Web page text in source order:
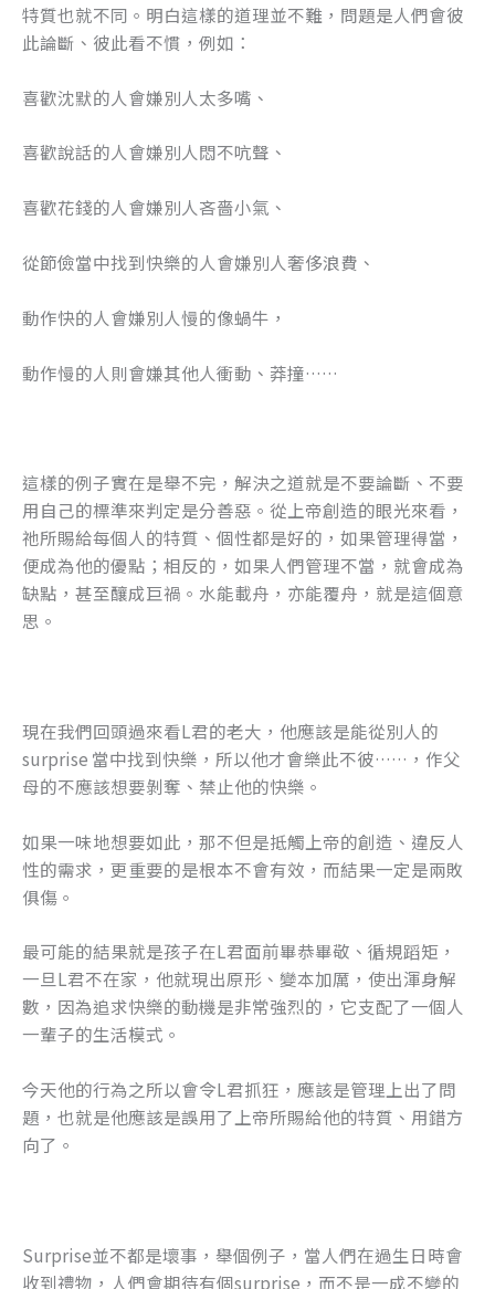
特質也就不同。明白這樣的道理並不難，問題是人們會彼
此論斷、彼此看不慣，例如：
喜歡沈默的人會嫌別人太多嘴、
喜歡說話的人會嫌別人悶不吭聲、
喜歡花錢的人會嫌別人吝嗇小氣、
從節儉當中找到快樂的人會嫌別人奢侈浪費、
動作快的人會嫌別人慢的像蝸牛，
動作慢的人則會嫌其他人衝動、莽撞……
這樣的例子實在是舉不完，解決之道就是不要論斷、不要
用自己的標準來判定是分善惡。從上帝創造的眼光來看，
祂所賜給每個人的特質、個性都是好的，如果管理得當，
便成為他的優點；相反的，如果人們管理不當，就會成為
缺點，甚至釀成巨禍。水能載舟，亦能覆舟，就是這個意
思。
現在我們回頭過來看L君的老大，他應該是能從別人的
surprise 當中找到快樂，所以他才會樂此不彼……，作父
母的不應該想要剝奪、禁止他的快樂。
如果一味地想要如此，那不但是抵觸上帝的創造、違反人
性的需求，更重要的是根本不會有效，而結果一定是兩敗
俱傷。
最可能的結果就是孩子在L君面前畢恭畢敬、循規蹈矩，
一旦L君不在家，他就現出原形、變本加厲，使出渾身解
數，因為追求快樂的動機是非常強烈的，它支配了一個人
一輩子的生活模式。
今天他的行為之所以會令L君抓狂，應該是管理上出了問
題，也就是他應該是誤用了上帝所賜給他的特質、用錯方
向了。
Surprise並不都是壞事，舉個例子，當人們在過生日時會
收到禮物，人們會期待有個surprise，而不是一成不變的